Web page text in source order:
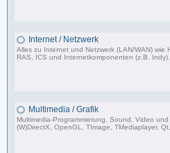
Internet / Netzwerk
Alles zu Internet und Netzwerk (LAN/WAN) wie
RAS, ICS und Internetkomponenten (z.B. Indy).
Multimedia / Grafik
Multimedia-Programmierung, Sound, Video und
(W)DirectX, OpenGL, TImage, TMediaplayer,